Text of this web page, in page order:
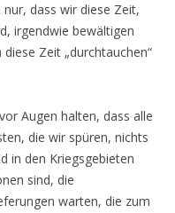
dass wir diese Zeit,
irgendwie bewältigen
Zeit „durchtauchen“
Augen halten, dass alle
die wir spüren, nichts
in den Kriegsgebieten
sind, die
warten, die zum